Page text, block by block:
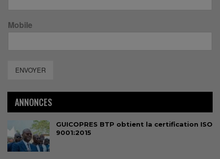
Mobile
ENVOYER
ANNONCES
GUICOPRES BTP obtient la certification ISO
9001:2015